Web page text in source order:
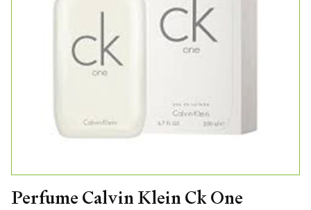
Perfume Calvin Klein Ck One